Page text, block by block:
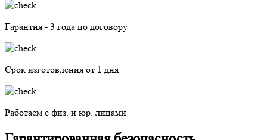
Гарантия - 3 года по договору
Срок изготовления от 1 дня
Работаем с физ. и юр. лицами